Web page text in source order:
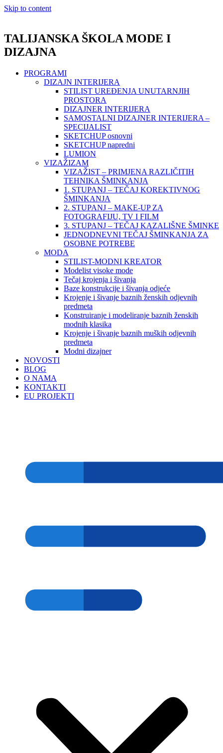
Skip to content
TALIJANSKA ŠKOLA MODE I
DIZAJNA
PROGRAMI
DIZAJN INTERIJERA
STILIST UREĐENJA UNUTARNJIH
PROSTORA
DIZAJNER INTERIJERA
SAMOSTALNI DIZAJNER INTERIJERA –
SPECIJALIST
SKETCHUP osnovni
SKETCHUP napredni
LUMION
VIZAŽIZAM
VIZAŽIST – PRIMJENA RAZLIČITIH
TEHNIKA ŠMINKANJA
1. STUPANJ – TEČAJ KOREKTIVNOG
ŠMINKANJA
2. STUPANJ – MAKE-UP ZA
FOTOGRAFIJU, TV I FILM
3. STUPANJ – TEČAJ KAZALIŠNE ŠMINKE
JEDNODNEVNI TEČAJ ŠMINKANJA ZA
OSOBNE POTREBE
MODA
STILIST-MODNI KREATOR
Modelist visoke mode
Tečaj krojenja i šivanja
Baze konstrukcije i šivanja odjeće
Krojenje i šivanje baznih ženskih odjevnih
predmeta
Konstruiranje i modeliranje baznih ženskih
modnih klasika
Krojenje i šivanje baznih muških odjevnih
predmeta
Modni dizajner
NOVOSTI
BLOG
O NAMA
KONTAKTI
EU PROJEKTI